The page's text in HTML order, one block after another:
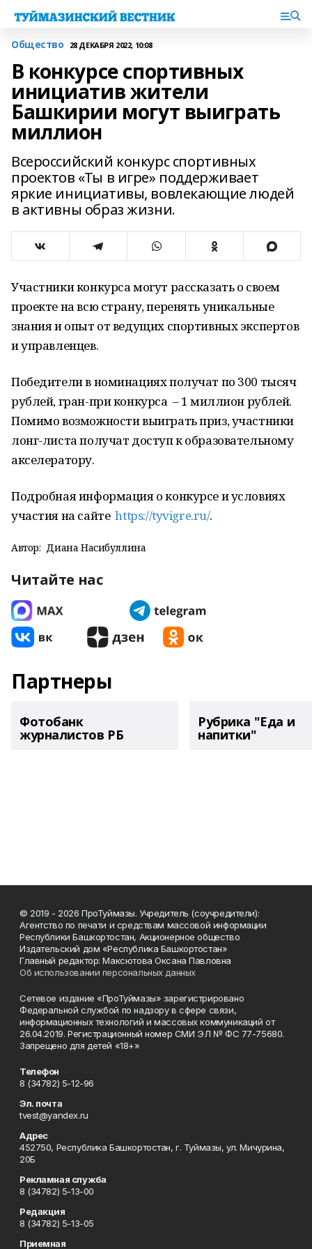
Общество 28 ДЕКАБРЯ 2022, 10:08
В конкурсе спортивных
инициатив жители
Башкирии могут выиграть
миллион
Всероссийский конкурс спортивных
проектов «Ты в игре» поддерживает
яркие инициативы, вовлекающие людей
в активны образ жизни.
Участники конкурса могут рассказать о своем
проекте на всю страну, перенять уникальные
знания и опыт от ведущих спортивных экспертов
и управленцев.
Победители в номинациях получат по 300 тысяч
рублей, гран-при конкурса – 1 миллион рублей.
Помимо возможности выиграть приз, участники
лонг-листа получат доступ к образовательному
акселератору.
Подробная информация о конкурсе и условиях
участия на сайтеhttps://tyvigre.ru/.
Автор: Диана Насибуллина
Читайте нас
Партнеры
Фотобанк
журналистов РБ
Рубрика "Еда и
напитки"
© 2019 - 2026 ПроТуймазы. Учредитель (соучредители):
Агентство по печати и средствам массовой информации
Республики Башкортостан, Акционерное общество
Издательский дом «Республика Башкортостан»
Главный редактор: Максютова Оксана Павловна
Об использовании персональных данных
Сетевое издание «ПроТуймазы» зарегистрировано
Федеральной службой по надзору в сфере связи,
информационных технологий и массовых коммуникаций от
26.04.2019. Регистрационный номер СМИ ЭЛ № ФС 77-75680.
Запрещено для детей «18+»
Телефон
8 (34782) 5-12-96
Эл. почта
tvest@yandex.ru
Адрес
452750, Республика Башкортостан, г. Туймазы, ул. Мичурина,
20Б
Рекламная служба
8 (34782) 5-13-00
Редакция
8 (34782) 5-13-05
Приемная